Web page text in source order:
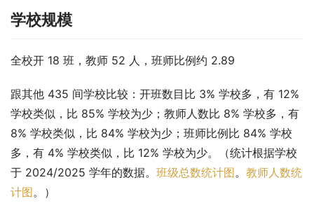
学校规模
全校开 18 班，教师 52 人，班师比例约 2.89
跟其他 435 间学校比较：开班数目比 3% 学校多，有 12%
学校类似，比 85% 学校为少；教师人数比 8% 学校多，有
8% 学校类似，比 84% 学校为少；班师比例比 84% 学校
多，有 4% 学校类似，比 12% 学校为少。（统计根据学校
于 2024/2025 学年的数据。 班级总数统计图。 教师人数统
计图。）